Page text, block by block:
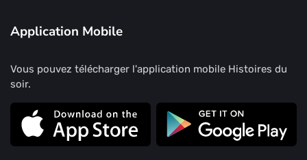
Application Mobile
Vous pouvez télécharger l'application mobile Histoires du
soir.